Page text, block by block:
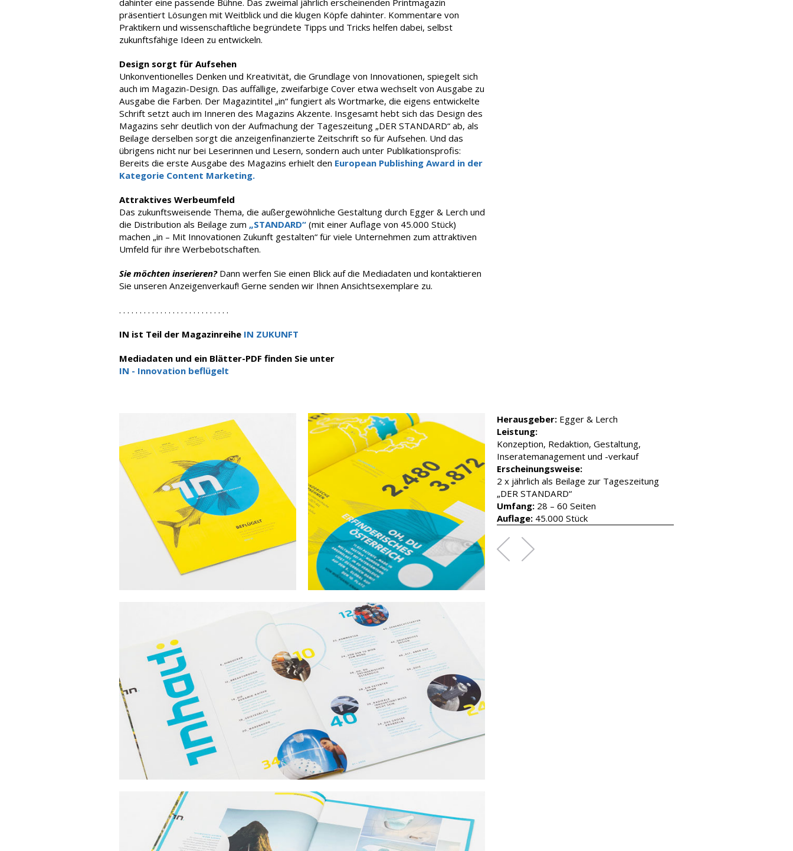
dahinter eine passende Bühne. Das zweimal jährlich erscheinenden Printmagazin
präsentiert Lösungen mit Weitblick und die klugen Köpfe dahinter. Kommentare von
Praktikern und wissenschaftliche begründete Tipps und Tricks helfen dabei, selbst
zukunftsfähige Ideen zu entwickeln.
Design sorgt für Aufsehen
Unkonventionelles Denken und Kreativität, die Grundlage von Innovationen, spiegelt sich
auch im Magazin-Design. Das auffällige, zweifarbige Cover etwa wechselt von Ausgabe zu
Ausgabe die Farben. Der Magazintitel „in“ fungiert als Wortmarke, die eigens entwickelte
Schrift setzt auch im Inneren des Magazins Akzente. Insgesamt hebt sich das Design des
Magazins sehr deutlich von der Aufmachung der Tageszeitung „DER STANDARD“ ab, als
Beilage derselben sorgt die anzeigenfinanzierte Zeitschrift so für Aufsehen. Und das
übrigens nicht nur bei Leserinnen und Lesern, sondern auch unter Publikationsprofis:
Bereits die erste Ausgabe des Magazins erhielt den European Publishing Award in der
Kategorie Content Marketing.
Attraktives Werbeumfeld
Das zukunftsweisende Thema, die außergewöhnliche Gestaltung durch Egger & Lerch und
die Distribution als Beilage zum „STANDARD“ (mit einer Auflage von 45.000 Stück)
machen „in – Mit Innovationen Zukunft gestalten“ für viele Unternehmen zum attraktiven
Umfeld für ihre Werbebotschaften.
Sie möchten inserieren?Dann werfen Sie einen Blick auf die Mediadaten und kontaktieren
Sie unseren Anzeigenverkauf! Gerne senden wir Ihnen Ansichtsexemplare zu.
. . . . . . . . . . . . . . . . . . . . . . . . . . .
IN ist Teil der Magazinreihe IN ZUKUNFT
Mediadaten und ein Blätter-PDF finden Sie unter
IN - Innovation beflügelt
Herausgeber: Egger & Lerch
Leistung:
Konzeption, Redaktion, Gestaltung,
Inseratemanagement und -verkauf
Erscheinungsweise:
2 x jährlich als Beilage zur Tageszeitung
„DER STANDARD“
Umfang: 28 – 60 Seiten
Auflage: 45.000 Stück